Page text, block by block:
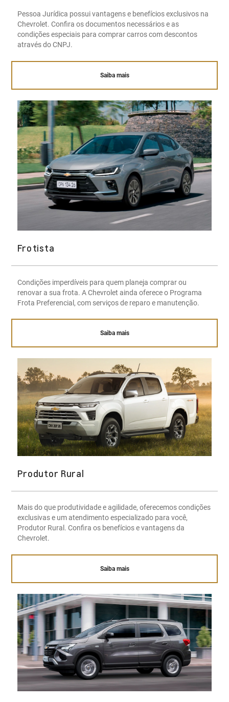
Pessoa Jurídica possui vantagens e benefícios exclusivos na
Chevrolet. Confira os documentos necessários e as
condições especiais para comprar carros com descontos
através do CNPJ.
Saiba mais
Frotista
Condições imperdíveis para quem planeja comprar ou
renovar a sua frota. A Chevrolet ainda oferece o Programa
Frota Preferencial, com serviços de reparo e manutenção.
Saiba mais
Produtor Rural
Mais do que produtividade e agilidade, oferecemos condições
exclusivas e um atendimento especializado para você,
Produtor Rural. Confira os benefícios e vantagens da
Chevrolet.
Saiba mais